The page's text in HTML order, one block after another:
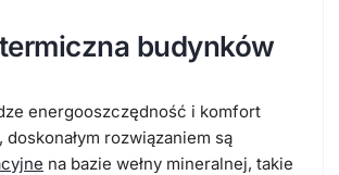
budynków
energooszczędność i komfort
rozwiązaniem są
na bazie wełny mineralnej, takie